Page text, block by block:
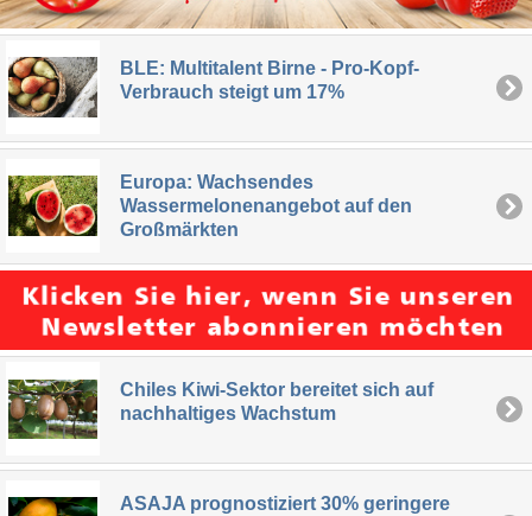
BLE: Multitalent Birne - Pro-Kopf-
Verbrauch steigt um 17%
Europa: Wachsendes
Wassermelonenangebot auf den
Großmärkten
Chiles Kiwi-Sektor bereitet sich auf
nachhaltiges Wachstum
ASAJA prognostiziert 30% geringere